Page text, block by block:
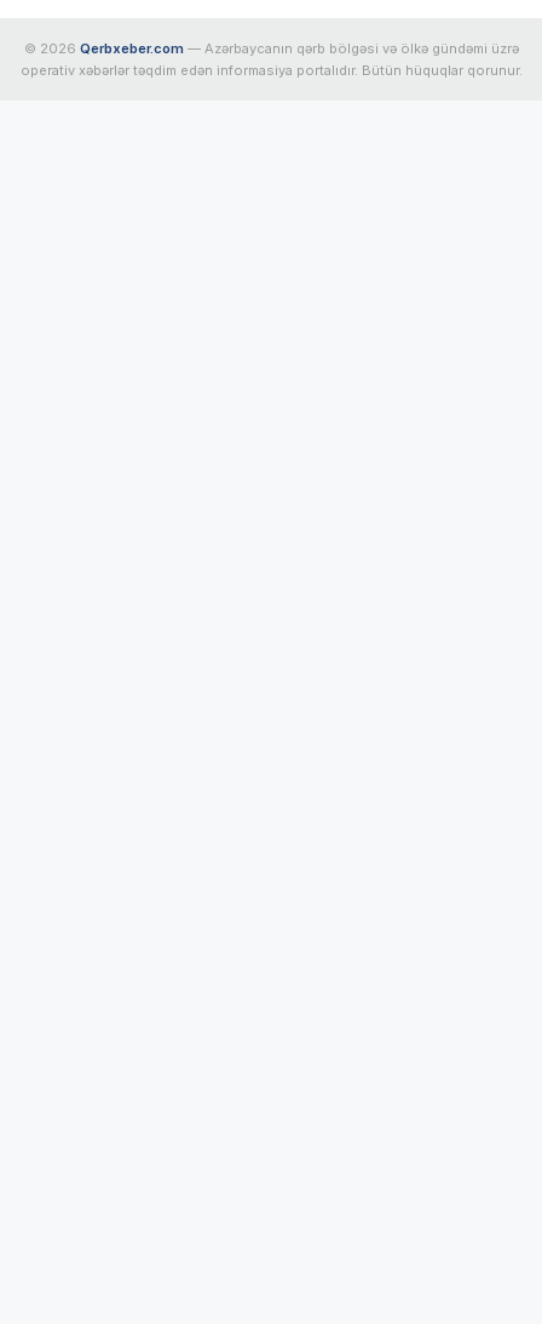
© 2026 Qerbxeber.com — Azərbaycanın qərb bölgəsi və ölkə gündəmi üzrə
operativ xəbərlər təqdim edən informasiya portalıdır. Bütün hüquqlar qorunur.